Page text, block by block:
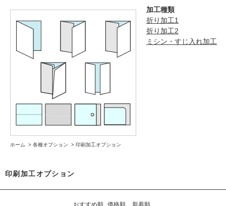
加工種類
折り加工1
折り加工2
ミシン・すじ入れ加工
ホーム > 各種オプション > 印刷加工オプション
印刷加工オプション